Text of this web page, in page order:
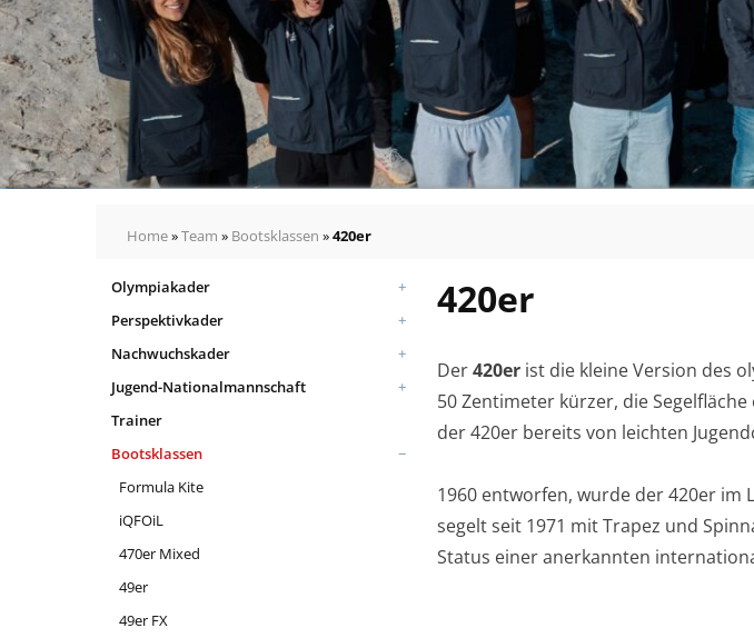
Home»Team » Bootsklassen »420er
Olympiakader
Perspektivkader
Nachwuchskader
Jugend-Nationalmannschaft
Trainer
Bootsklassen
Formula Kite
iQFOiL
470er Mixed
49er
49er FX
420er
Der420er ist die kleine Version des
50 Zentimeter kürzer, die
der 420er bereits von leichten
1960 entworfen, wurde der 420er im
segelt seit 1971 mit Trapez und
Status einer anerkannten